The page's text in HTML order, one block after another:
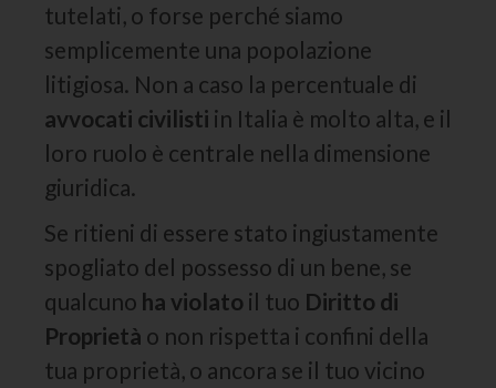
tutelati, o forse perché siamo
semplicemente una popolazione
litigiosa. Non a caso la percentuale di
avvocati civilisti in Italia è molto alta, e il
loro ruolo è centrale nella dimensione
giuridica.
Se ritieni di essere stato ingiustamente
spogliato del possesso di un bene, se
qualcuno ha violato il tuo Diritto di
Proprietà o non rispetta i confini della
tua proprietà, o ancora se il tuo vicino